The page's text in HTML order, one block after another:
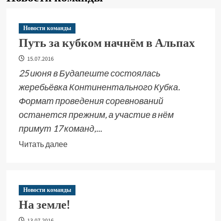
Новости команды
Путь за кубком начнём в Альпах
15.07.2016
25 июня в Будапеште состоялась
жеребьёвка Континентального Кубка.
Формат проведения соревнований
останется прежним, а участие в нём
примут 17 команд,...
Читать далее
Новости команды
На земле!